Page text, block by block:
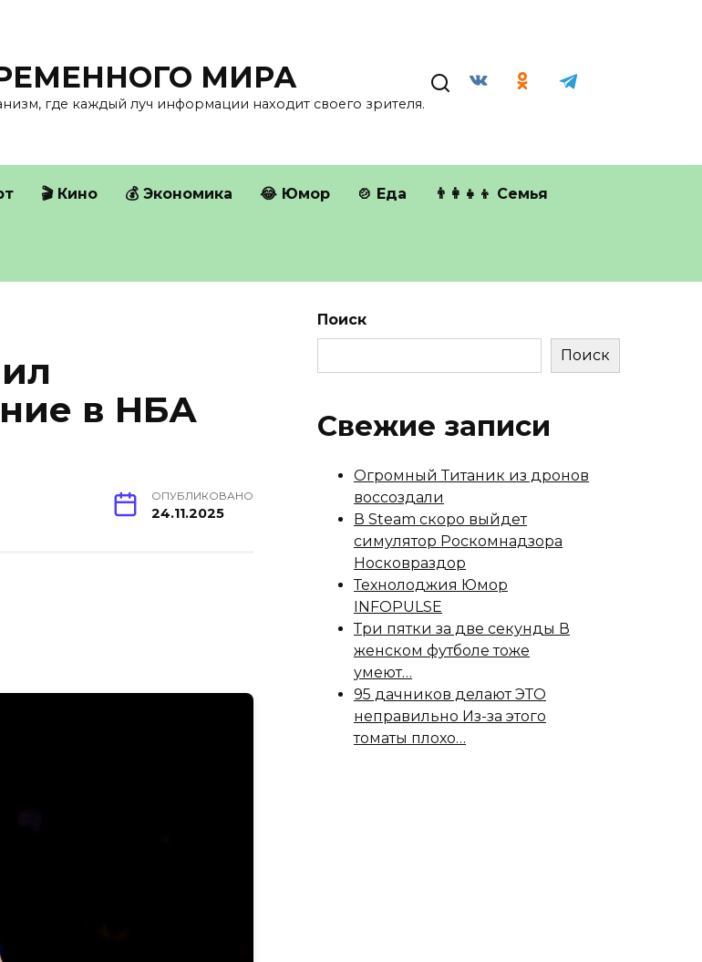
МИРА
где каждый луч информации находит своего зрителя.
🎬 Кино 💰 Экономика 😂 Юмор 🍲 Еда 👨‍👩‍👧‍👦 Семья
в НБА
ОПУБЛИКОВАНО
24.11.2025
Поиск
Поиск
Свежие записи
Огромный Титаник из дронов
воссоздали
В Steam скоро выйдет
симулятор Роскомнадзора
Носковраздор
Технолоджия Юмор
INFOPULSE
Три пятки за две секунды В
женском футболе тоже
умеют…
95 дачников делают ЭТО
неправильно Из-за этого
томаты плохо…